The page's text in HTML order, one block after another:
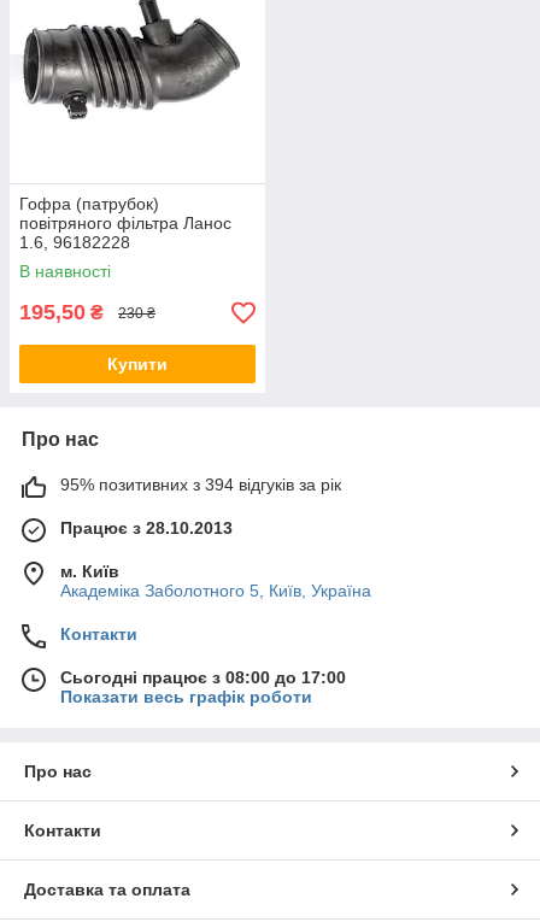
Гофра (патрубок)
повітряного фільтра Ланос
1.6, 96182228
В наявності
195,50 ₴ 230 ₴
Купити
Про нас
95% позитивних з 394 відгуків за рік
Працює з 28.10.2013
м. Київ
Академіка Заболотного 5, Київ, Україна
Контакти
Сьогодні працює з 08:00 до 17:00
Показати весь графік роботи
Про нас
Контакти
Доставка та оплата